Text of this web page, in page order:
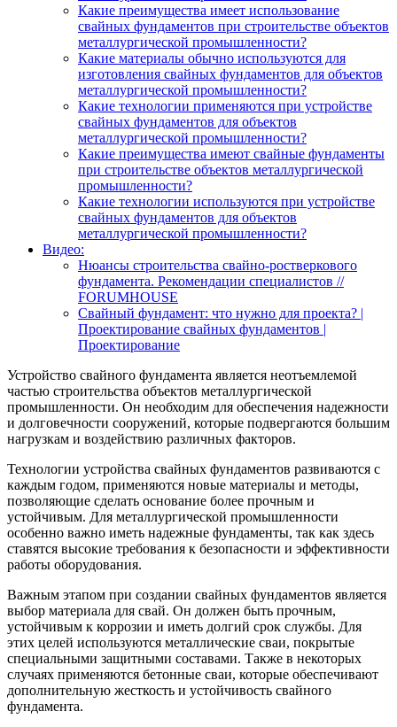
Какие преимущества имеет использование
свайных фундаментов при строительстве объектов
металлургической промышленности?
Какие материалы обычно используются для
изготовления свайных фундаментов для объектов
металлургической промышленности?
Какие технологии применяются при устройстве
свайных фундаментов для объектов
металлургической промышленности?
Какие преимущества имеют свайные фундаменты
при строительстве объектов металлургической
промышленности?
Какие технологии используются при устройстве
свайных фундаментов для объектов
металлургической промышленности?
Видео:
Нюансы строительства свайно-ростверкового
фундамента. Рекомендации специалистов //
FORUMHOUSE
Свайный фундамент: что нужно для проекта? |
Проектирование свайных фундаментов |
Проектирование
Устройство свайного фундамента является неотъемлемой
частью строительства объектов металлургической
промышленности. Он необходим для обеспечения надежности
и долговечности сооружений, которые подвергаются большим
нагрузкам и воздействию различных факторов.
Технологии устройства свайных фундаментов развиваются с
каждым годом, применяются новые материалы и методы,
позволяющие сделать основание более прочным и
устойчивым. Для металлургической промышленности
особенно важно иметь надежные фундаменты, так как здесь
ставятся высокие требования к безопасности и эффективности
работы оборудования.
Важным этапом при создании свайных фундаментов является
выбор материала для свай. Он должен быть прочным,
устойчивым к коррозии и иметь долгий срок службы. Для
этих целей используются металлические сваи, покрытые
специальными защитными составами. Также в некоторых
случаях применяются бетонные сваи, которые обеспечивают
дополнительную жесткость и устойчивость свайного
фундамента.